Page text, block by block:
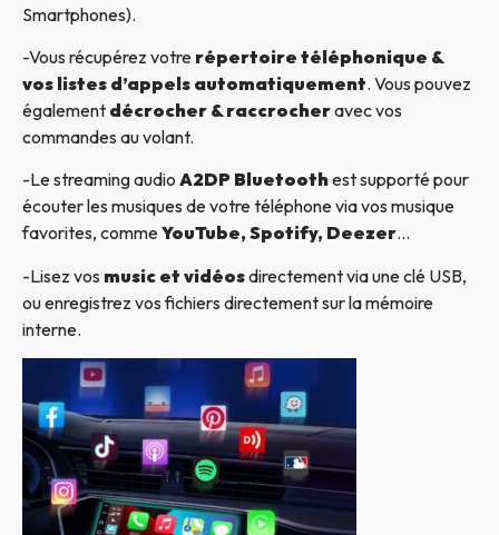
Smartphones).
-Vous récupérez votre répertoire téléphonique &
vos listes d’appels automatiquement. Vous pouvez
également décrocher & raccrocheravec vos
commandes au volant.
-Le streaming audio A2DP Bluetoothest supporté pour
écouter les musiques de votre téléphone via vos musique
favorites, commeYouTube, Spotify, Deezer…
-Lisez vos music et vidéosdirectement via une clé USB,
ou enregistrez vos fichiers directement sur la mémoire
interne.